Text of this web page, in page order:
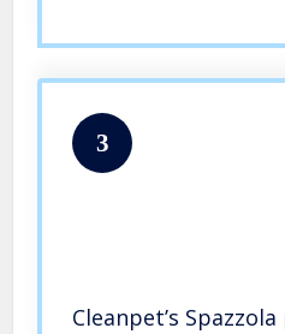
3
Cleanpet’s